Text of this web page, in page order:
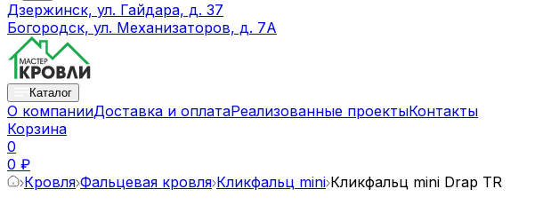
Дзержинск, ул. Гайдара, д. 37
Богородск, ул. Механизаторов, д. 7А
Каталог
О компанииДоставка и оплатаРеализованные проектыКонтакты
Корзина
0
0 ₽
Кровля Фальцевая кровля Кликфальц mini Кликфальц mini Drap TR